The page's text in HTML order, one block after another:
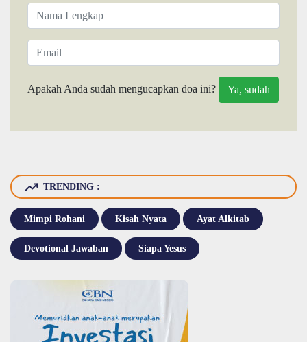
Apakah Anda sudah mengucapkan doa ini?
TRENDING :
Mimpi Rohani Kisah Nyata Ayat Alkitab
Devotional Jawaban Siapa Yesus